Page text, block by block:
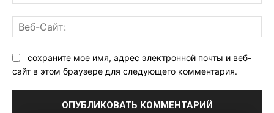
сохраните мое имя, адрес электронной почты и веб-
сайт в этом браузере для следующего комментария.